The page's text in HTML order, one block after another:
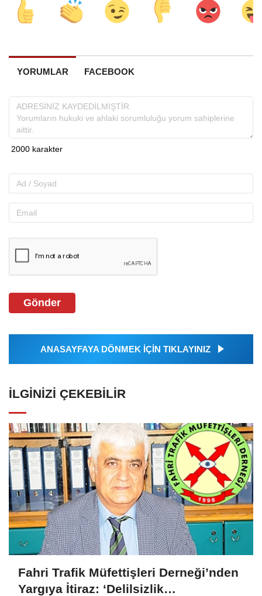
YORUMLAR FACEBOOK
Gönder
ANASAYFAYA DÖNMEK İÇİN TIKLAYINIZ
İLGINIZI ÇEKEBILIR
Fahri Trafik Müfettişleri Derneği’nden
Yargıya İtiraz: ‘Delilsizlik